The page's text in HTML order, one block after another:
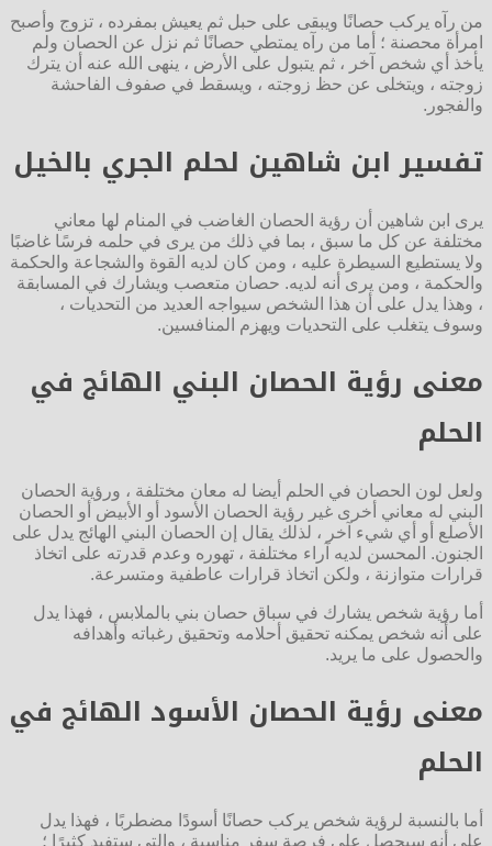
من رآه يركب حصانًا ويبقى على حبل ثم يعيش بمفرده ، تزوج وأصبح
امرأة محصنة ؛ أما من رآه يمتطي حصانًا ثم نزل عن الحصان ولم
يأخذ أي شخص آخر ، ثم يتبول على الأرض ، ينهى الله عنه أن يترك
زوجته ، ويتخلى عن حظ زوجته ، ويسقط في صفوف الفاحشة
والفجور.
تفسير ابن شاهين لحلم الجري بالخيل
يرى ابن شاهين أن رؤية الحصان الغاضب في المنام لها معاني
مختلفة عن كل ما سبق ، بما في ذلك من يرى في حلمه فرسًا غاضبًا
ولا يستطيع السيطرة عليه ، ومن كان لديه القوة والشجاعة والحكمة
والحكمة ، ومن يرى أنه لديه. حصان متعصب ويشارك في المسابقة
، وهذا يدل على أن هذا الشخص سيواجه العديد من التحديات ،
وسوف يتغلب على التحديات ويهزم المنافسين.
معنى رؤية الحصان البني الهائج في
الحلم
ولعل لون الحصان في الحلم أيضا له معان مختلفة ، ورؤية الحصان
البني له معاني أخرى غير رؤية الحصان الأسود أو الأبيض أو الحصان
الأصلع أو أي شيء آخر ، لذلك يقال إن الحصان البني الهائج يدل على
الجنون. المحسن لديه آراء مختلفة ، تهوره وعدم قدرته على اتخاذ
قرارات متوازنة ، ولكن اتخاذ قرارات عاطفية ومتسرعة.
أما رؤية شخص يشارك في سباق حصان بني بالملابس ، فهذا يدل
على أنه شخص يمكنه تحقيق أحلامه وتحقيق رغباته وأهدافه
والحصول على ما يريد.
معنى رؤية الحصان الأسود الهائج في
الحلم
أما بالنسبة لرؤية شخص يركب حصانًا أسودًا مضطربًا ، فهذا يدل
على أنه سيحصل على فرصة سفر مناسبة ، والتي ستفيد كثيرًا ؛